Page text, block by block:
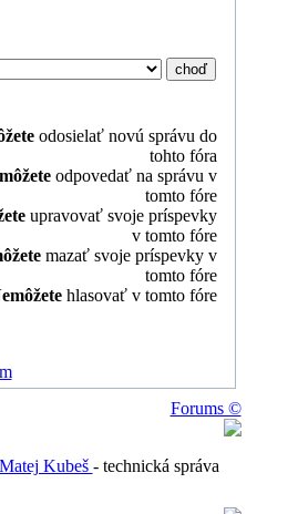
odosielať novú správu do
tohto fóra
odpovedať na správu v
tomto fóre
upravovať svoje príspevky
v tomto fóre
mazať svoje príspevky v
tomto fóre
hlasovať v tomto fóre
Forums ©
Matej Kubeš - technická správa